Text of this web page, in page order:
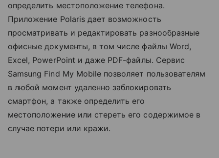
определить местоположение телефона.
Приложение Polaris дает возможность
просматривать и редактировать разнообразные
офисные документы, в том числе файлы Word,
Excel, PowerPoint и даже PDF-файлы. Сервис
Samsung Find My Mobile позволяет пользователям
в любой момент удаленно заблокировать
смартфон, а также определить его
местоположение или стереть его содержимое в
случае потери или кражи.